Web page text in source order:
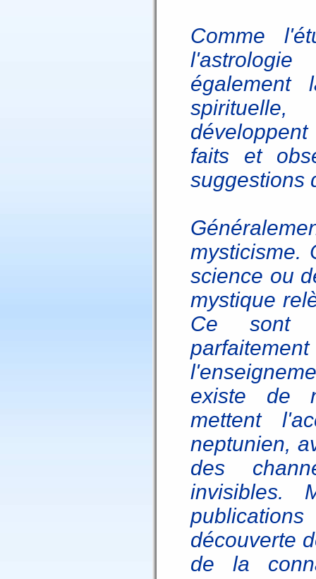
Comme
également
faits et
suggestions
mysticisme.
science ou
mystique
Ce sont
existe de
mettent
neptunien,
des
invisibles.
découverte
de la